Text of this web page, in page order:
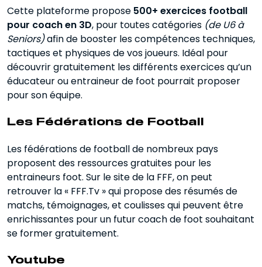
Cette plateforme propose 500+ exercices football
pour coach en 3D, pour toutes catégories (de U6 à
Seniors)afin de booster les compétences techniques,
tactiques et physiques de vos joueurs. Idéal pour
découvrir gratuitement les différents exercices qu’un
éducateur ou entraineur de foot pourrait proposer
pour son équipe.
Les Fédérations de Football
Les fédérations de football de nombreux pays
proposent des ressources gratuites pour les
entraineurs foot. Sur le site de la FFF, on peut
retrouver la « FFF.Tv » qui propose des résumés de
matchs, témoignages, et coulisses qui peuvent être
enrichissantes pour un futur coach de foot souhaitant
se former gratuitement.
Youtube